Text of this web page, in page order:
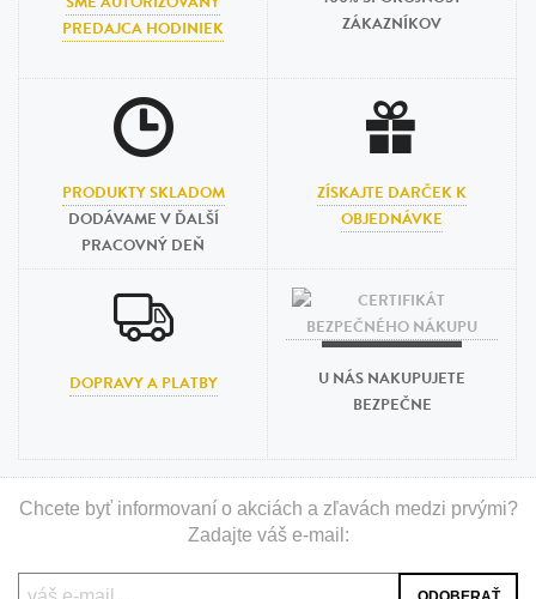
PREDAJCA HODINIEK
ZÁKAZNÍKOV
PRODUKTY SKLADOM
DODÁVAME V ĎALŠÍ
PRACOVNÝ DEŇ
ZÍSKAJTE DARČEK K
OBJEDNÁVKE
DOPRAVY A PLATBY
U NÁS NAKUPUJETE
BEZPEČNE
Chcete byť informovaní o akciách a zľavách medzi prvými?
Zadajte váš e-mail: